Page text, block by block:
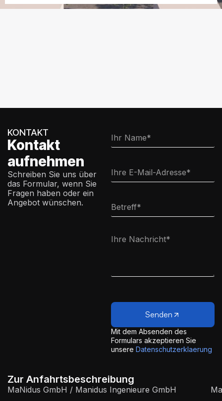
KONTAKT
Kontakt
aufnehmen
Schreiben Sie uns über
das Formular, wenn Sie
Fragen haben oder ein
Angebot wünschen.
Senden
Mit dem Absenden des
Formulars akzeptieren Sie
unsere Datenschutzerklaerung
Zur Anfahrtsbeschreibung
MaNidus GmbH / Manidus Ingenieure GmbH